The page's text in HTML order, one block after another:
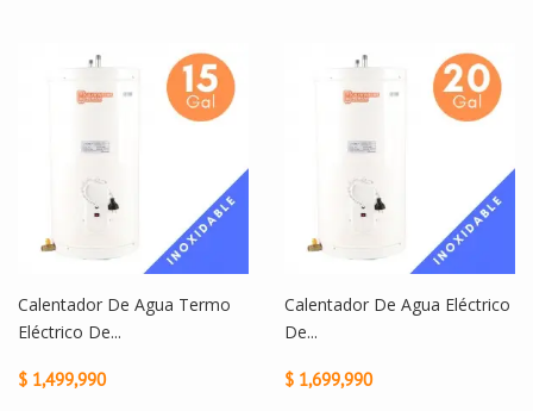
Calentador De Agua Termo
Eléctrico De...
$ 1,499,990
Calentador De Agua Eléctrico
De...
$ 1,699,990